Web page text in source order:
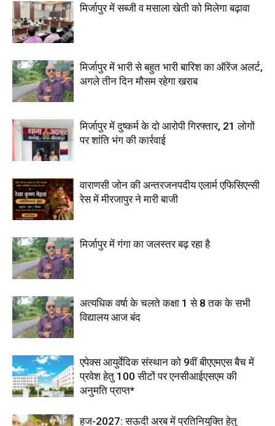
मिर्जापुर में सब्जी व मसाला खेती को मिलेगा बढ़ावा
मिर्जापुर में भारी से बहुत भारी बारिश का ऑरेंज अलर्ट,
अगले तीन दिन मौसम रहेगा खराब
मिर्जापुर में दुष्कर्म के दो आरोपी गिरफ्तार, 21 लोगों
पर शांति भंग की कार्रवाई
वाराणसी जोन की अन्तरजनपदीय एलार्म एफिसिएन्सी
रेस में मीरजापुर ने मारी बाजी
मिर्जापुर में गंगा का जलस्तर बढ़ रहा है
अत्यधिक वर्षा के चलते कक्षा 1 से 8 तक के सभी
विद्यालय आज बंद
एपेक्स आयुर्वेदिक संस्थान को 9वीं बीएएमएस बैच में
प्रवेश हेतु 100 सीटों पर एनसीआईएसएम की
अनुमति प्राप्त*
हज-2027: सऊदी अरब में प्रतिनियुक्ति हेतु